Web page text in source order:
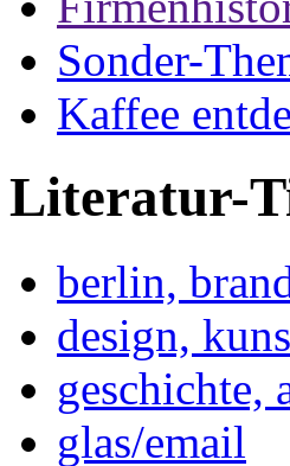
Sonder-
Kaffee
Literatur-
berlin,
design,
geschichte,
glas/email